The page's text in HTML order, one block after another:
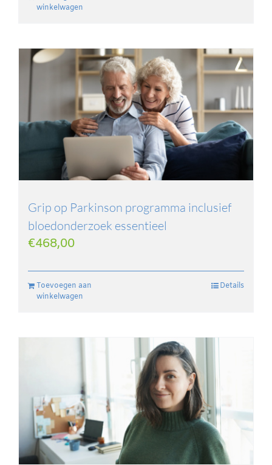
winkelwagen
Grip op Parkinson programma inclusief
bloedonderzoek essentieel
€468,00
Toevoegen aan
winkelwagen
Details